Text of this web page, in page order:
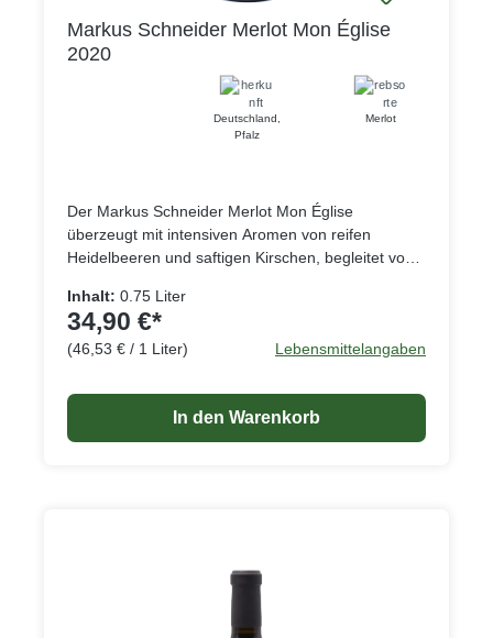
Markus Schneider Merlot Mon Église
2020
Deutschland
Pfalz
Merlot
Der Markus Schneider Merlot Mon Église
überzeugt mit intensiven Aromen von reifen
Heidelbeeren und saftigen Kirschen, begleitet von
präsentiert er sich breit gefächert, üppig und
konzentriert, ohne an Leichtigkeit zu verlieren.
Seine Vitalität macht ihn zu einem vielseitigen
festlichen Dinner, zu gegrilltem Fleisch oder
gereiftem Käse – dieser Merlot passt perfekt und
rundet jede Speise geschmacklich ab.
Inhalt: 0.75 Liter
34,90 €*
(46,53 € / 1 Liter) Lebensmittelangaben
In den Warenkorb